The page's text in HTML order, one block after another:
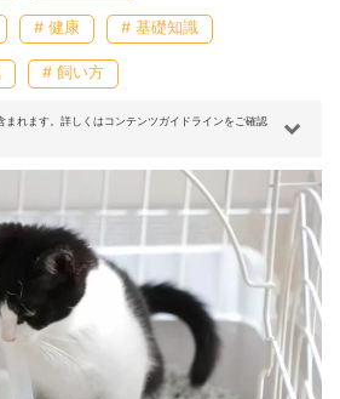
# 健康 # 基礎知識
# 飼い方
れます。詳しくはコンテンツガイドラインをご確認